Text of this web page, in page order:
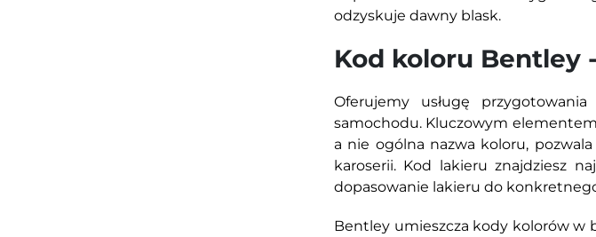
odzyskuje dawny blask.
Kod koloru Bentley
Oferujemy usługę
samochodu. Kluczowym
a nie ogólna nazwa koloru,
karoserii. Kod lakieru znajdziesz
dopasowanie lakieru do
Bentley umieszcza kody kolorów w